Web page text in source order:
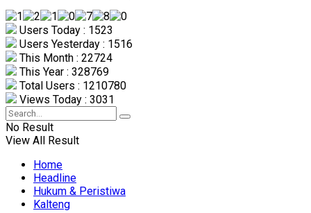
Users Today : 1523
Users Yesterday : 1516
This Month : 22724
This Year : 328769
Total Users : 1210780
Views Today : 3031
No Result
View All Result
Home
Headline
Hukum & Peristiwa
Kalteng